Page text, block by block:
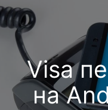
Visa
на